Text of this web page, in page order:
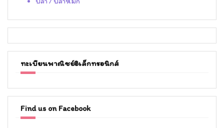
ทะเบียนพาณิชย์อิเล็กทรอนิกส์
Find us on Facebook